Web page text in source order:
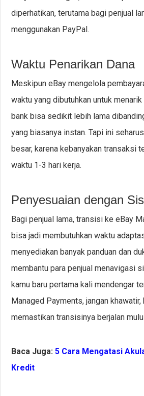
diperhatikan, terutama bagi penjual
menggunakan PayPal.
Waktu Penarikan Dana
Meskipun eBay mengelola
waktu yang dibutuhkan untuk
bank bisa sedikit lebih lama
yang biasanya instan. Tapi ini
besar, karena kebanyakan transaksi
waktu 1-3 hari kerja.
Penyesuaian dengan
Bagi penjual lama, transisi ke eBay
bisa jadi membutuhkan waktu
menyediakan banyak panduan dan
membantu para penjual menavigasi
kamu baru pertama kali mendengar
Managed Payments, jangan
memastikan transisinya berjalan
Baca Juga:5 Cara Mengatasi
Kredit